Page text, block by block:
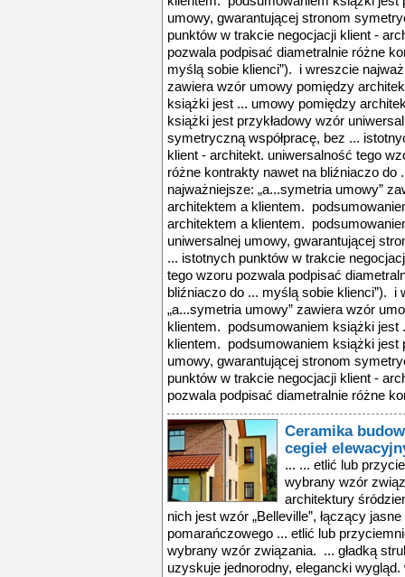
umowy, gwarantującej stronom
punktów w trakcie negocjacji klient -
pozwala podpisać diametralnie różne
myślą sobie klienci”). i wreszcie
zawiera wzór umowy pomiędzy
książki jest ... umowy pomiędzy
książki jest przykładowy wzór
symetryczną współpracę, bez ...
klient - architekt. uniwersalność tego
różne kontrakty nawet na bliźniaczo
najważniejsze: „a...symetria umowy”
architektem a klientem.
architektem a klientem.
uniwersalnej umowy, gwarantującej
... istotnych punktów w trakcie
tego wzoru pozwala podpisać
bliźniaczo do ... myślą sobie klienci”). i
„a...symetria umowy” zawiera wzór
klientem. podsumowaniem książki
klientem. podsumowaniem książki jest
umowy, gwarantującej stronom
punktów w trakcie negocjacji klient -
pozwala podpisać diametralnie różne
Ceramika
cegieł
... ... etlić lub
wybrany wzór
architektury
nich jest wzór „Belleville”, łączący
pomarańczowego ... etlić lub
wybrany wzór związania. ... gładką
uzyskuje jednorodny, elegancki